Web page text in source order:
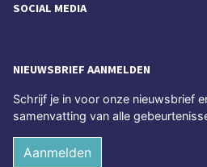
SOCIAL MEDIA
NIEUWSBRIEF AANMELDEN
Schrijf je in voor onze nieuwsbrief
samenvatting van alle
Aanmelden